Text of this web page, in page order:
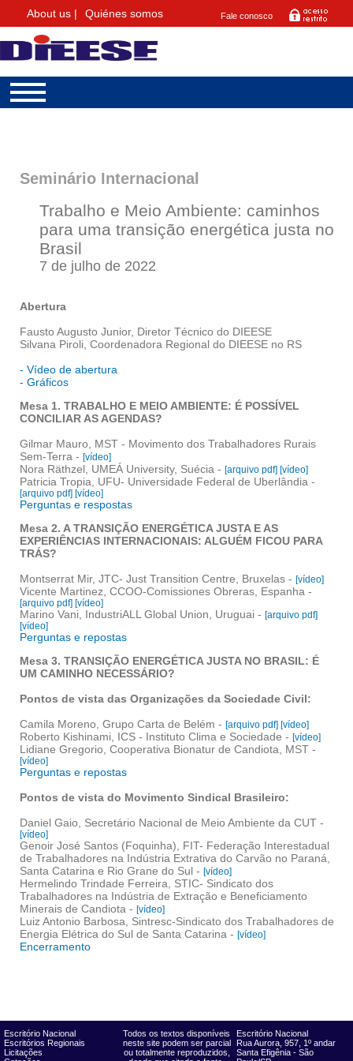
About us | Quiénes somos Fale conosco
Seminário Internacional
Trabalho e Meio Ambiente: caminhos
para uma transição energética justa no
Brasil
7 de julho de 2022
Abertura
Fausto Augusto Junior, Diretor Técnico do DIEESE
Silvana Piroli, Coordenadora Regional do DIEESE no RS
- Vídeo de abertura
- Gráficos
Mesa 1. TRABALHO E MEIO AMBIENTE: É POSSÍVEL
CONCILIAR AS AGENDAS?
Gilmar Mauro, MST - Movimento dos Trabalhadores Rurais
Sem-Terra - [vídeo]
Nora Räthzel, UMEÁ University, Suécia - [arquivo pdf] [vídeo]
Patricia Tropia, UFU- Universidade Federal de Uberlândia -
[arquivo pdf] [vídeo]
Perguntas e respostas
Mesa 2. A TRANSIÇÃO ENERGÉTICA JUSTA E AS
EXPERIÊNCIAS INTERNACIONAIS: ALGUÉM FICOU PARA
TRÁS?
Montserrat Mir, JTC- Just Transition Centre, Bruxelas - [vídeo]
Vicente Martinez, CCOO-Comissiones Obreras, Espanha -
[arquivo pdf] [vídeo]
Marino Vani, IndustriALL Global Union, Uruguai - [arquivo pdf]
[vídeo]
Perguntas e repostas
Mesa 3. TRANSIÇÃO ENERGÉTICA JUSTA NO BRASIL: É
UM CAMINHO NECESSÁRIO?
Pontos de vista das Organizações da Sociedade Civil:
Camila Moreno, Grupo Carta de Belém - [arquivo pdf] [vídeo]
Roberto Kishinami, ICS - Instituto Clima e Sociedade - [vídeo]
Lidiane Gregorio, Cooperativa Bionatur de Candiota, MST -
[vídeo]
Perguntas e repostas
Pontos de vista do Movimento Sindical Brasileiro:
Daniel Gaio, Secretário Nacional de Meio Ambiente da CUT -
[vídeo]
Genoir José Santos (Foquinha), FIT- Federação Interestadual
de Trabalhadores na Indústria Extrativa do Carvão no Paraná,
Santa Catarina e Rio Grane do Sul - [vídeo]
Hermelindo Trindade Ferreira, STIC- Sindicato dos
Trabalhadores na Indústria de Extração e Beneficiamento
Minerais de Candiota - [vídeo]
Luiz Antonio Barbosa, Sintresc-Sindicato dos Trabalhadores de
Energia Elétrica do Sul de Santa Catarina - [vídeo]
Encerramento
Escritório Nacional
Escritórios Regionais
Licitações
Todos os textos disponíveis
neste site podem ser parcial
ou totalmente reproduzidos,
Escritório Nacional
Rua Aurora, 957, 1º andar
Santa Efigênia - São